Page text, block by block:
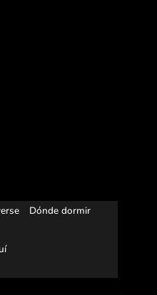
Dónde dormir